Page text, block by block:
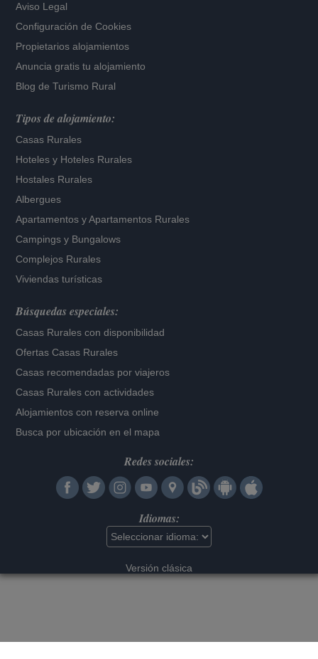
Aviso Legal
Configuración de Cookies
Propietarios alojamientos
Anuncia gratis tu alojamiento
Blog de Turismo Rural
Tipos de alojamiento:
Casas Rurales
Hoteles y Hoteles Rurales
Hostales Rurales
Albergues
Apartamentos yApartamentos Rurales
Campings y Bungalows
Complejos Rurales
Viviendas turísticas
Búsquedas especiales:
Casas Rurales con disponibilidad
Ofertas Casas Rurales
Casas recomendadas por viajeros
Casas Rurales con actividades
Alojamientos con reserva online
Busca por ubicación en el mapa
Redes sociales:
Idiomas:
Versión clásica